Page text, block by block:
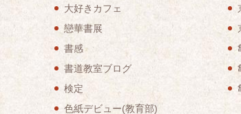
大好きカフェ
戀華書展
書感
書道教室ブログ
検定
色紙デビュー(教育部)